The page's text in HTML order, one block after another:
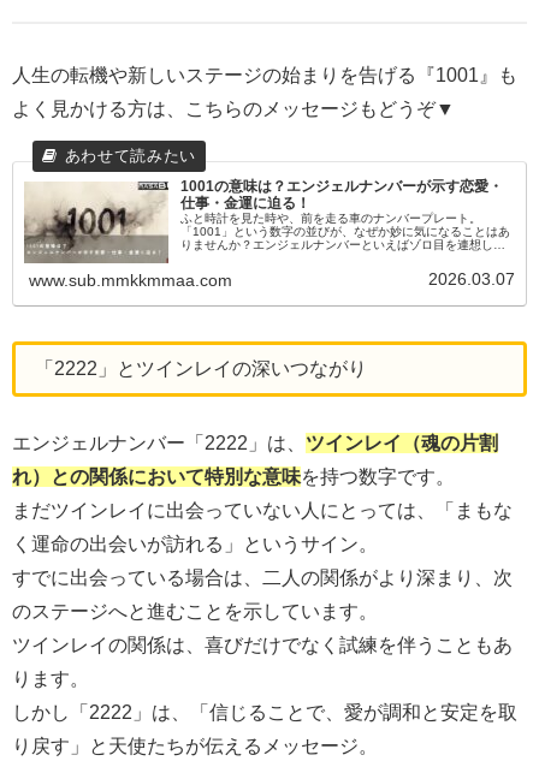
人生の転機や新しいステージの始まりを告げる『1001』も
よく見かける方は、こちらのメッセージもどうぞ▼
1001の意味は？エンジェルナンバーが示す恋愛・
仕事・金運に迫る！
ふと時計を見た時や、前を走る車のナンバープレート。
「1001」という数字の並びが、なぜか妙に気になることはあ
りませんか？エンジェルナンバーといえばゾロ目を連想しが
www.sub.mmkkmmaa.com 2026.03.07
「2222」とツインレイの深いつながり
エンジェルナンバー「2222」は、 ツインレイ（魂の片割
れ）との関係において特別な意味を持つ数字です。
まだツインレイに出会っていない人にとっては、「まもな
く運命の出会いが訪れる」というサイン。
すでに出会っている場合は、二人の関係がより深まり、次
のステージへと進むことを示しています。
ツインレイの関係は、喜びだけでなく試練を伴うこともあ
ります。
しかし「2222」は、「信じることで、愛が調和と安定を取
り戻す」と天使たちが伝えるメッセージ。